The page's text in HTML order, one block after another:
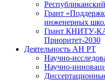
Грант
инженерных
Грант КНИТУ-
Приоритет-2030
Деятельность АН РТ
Научно-
Научно-